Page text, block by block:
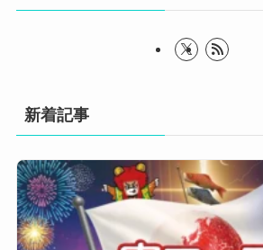
新着記事